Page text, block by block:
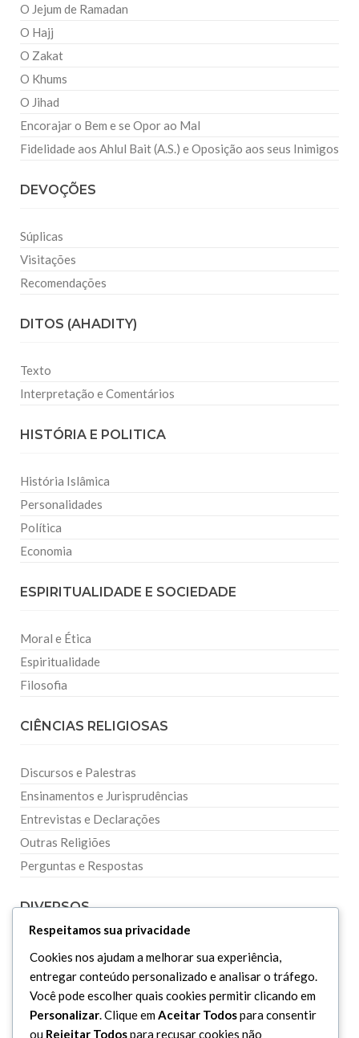
O Jejum de Ramadan
O Hajj
O Zakat
O Khums
O Jihad
Encorajar o Bem e se Opor ao Mal
Fidelidade aos Ahlul Bait (A.S.) e Oposição aos seus Inimigos
DEVOÇÕES
Súplicas
Visitações
Recomendações
DITOS (AHADITY)
Texto
Interpretação e Comentários
HISTÓRIA E POLITICA
História Islâmica
Personalidades
Política
Economia
ESPIRITUALIDADE E SOCIEDADE
Moral e Ética
Espiritualidade
Filosofia
CIÊNCIAS RELIGIOSAS
Discursos e Palestras
Ensinamentos e Jurisprudências
Entrevistas e Declarações
Outras Religiões
Perguntas e Respostas
DIVERSOS
Curiosidades
Dicionário Islâmico
Downloads
Respeitamos sua privacidade
Cookies nos ajudam a melhorar sua experiência,
entregar conteúdo personalizado e analisar o tráfego.
Você pode escolher quais cookies permitir clicando em
Personalizar. Clique emAceitar Todospara consentir
ou Rejeitar Todospara recusar cookies não